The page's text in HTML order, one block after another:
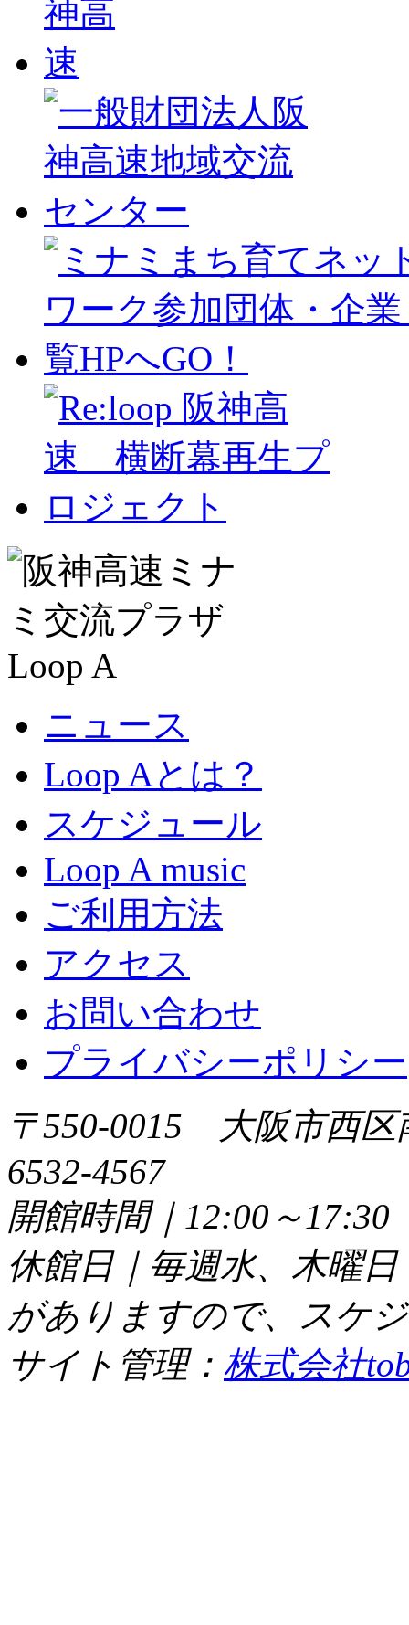
ニュース
Loop Aとは？
スケジュール
Loop A music
ご利用方法
アクセス
お問い合わせ
プライバシーポリシー
〒550-0015 大阪市西
6532-4567
開館時間｜12:00～
休館日｜毎週水、木曜
がありますので、スケ
サイト管理： 株式会社